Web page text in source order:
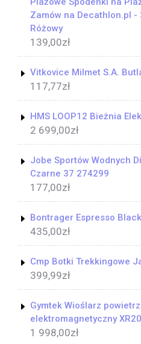
Zamów na Decathlon.pl -
Różowy
139,00zł
Vitkovice Milmet S.A.
117,77zł
HMS LOOP12 Bieżnia
2 699,00zł
Jobe Sportów Wodnych
Czarne 37 274299
177,00zł
Bontrager Espresso Black
435,00zł
Cmp Botki Trekkingowe
399,99zł
Gymtek Wioślarz
elektromagnetyczny
1 998,00zł